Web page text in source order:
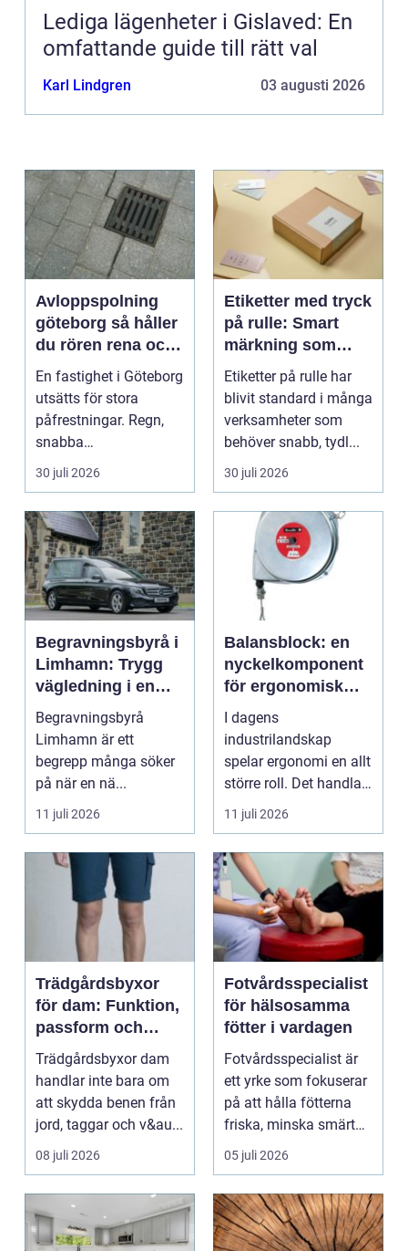
Lediga lägenheter i Gislaved: En
omfattande guide till rätt val
Karl Lindgren 03 augusti 2026
Avloppspolning
göteborg så håller
du rören rena och
trygga året runt
En fastighet i Göteborg
utsätts för stora
påfrestningar. Regn,
snabba
temperaturväxlingar
och äldre ...
30 juli 2026
Etiketter med tryck
på rulle: Smart
märkning som
stärker både flöde
och varumärke
Etiketter på rulle har
blivit standard i många
verksamheter som
behöver snabb, tydl...
30 juli 2026
Begravningsbyrå i
Limhamn: Trygg
vägledning i en
svår tid
Begravningsbyrå
Limhamn är ett
begrepp många söker
på när en nä...
11 juli 2026
Balansblock: en
nyckelkomponent
för ergonomisk
effektivitet
I dagens
industrilandskap
spelar ergonomi en allt
större roll. Det handlar
inte bara om att skapa
en...
11 juli 2026
Trädgårdsbyxor
för dam: Funktion,
passform och
hållbar stil i
rabatten
Trädgårdsbyxor dam
handlar inte bara om
att skydda benen från
jord, taggar och v&au...
08 juli 2026
Fotvårdsspecialist
för hälsosamma
fötter i vardagen
Fotvårdsspecialist är
ett yrke som fokuserar
på att hålla fötterna
friska, minska smärta
och förebyg...
05 juli 2026